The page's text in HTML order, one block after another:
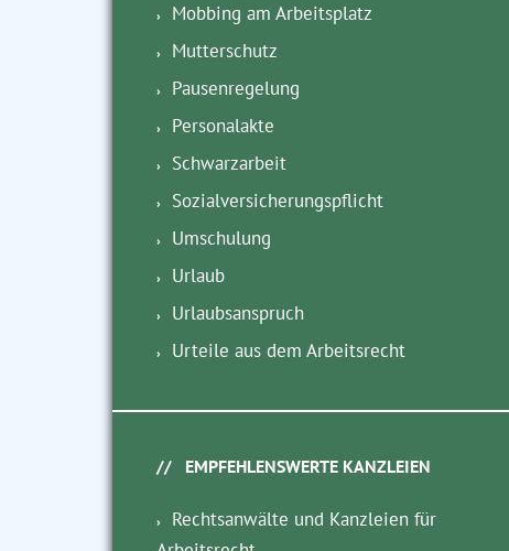
Mobbing am Arbeitsplatz
Mutterschutz
Pausenregelung
Personalakte
Schwarzarbeit
Sozialversicherungspflicht
Umschulung
Urlaub
Urlaubsanspruch
Urteile aus dem Arbeitsrecht
EMPFEHLENSWERTE KANZLEIEN
Rechtsanwälte und Kanzleien für